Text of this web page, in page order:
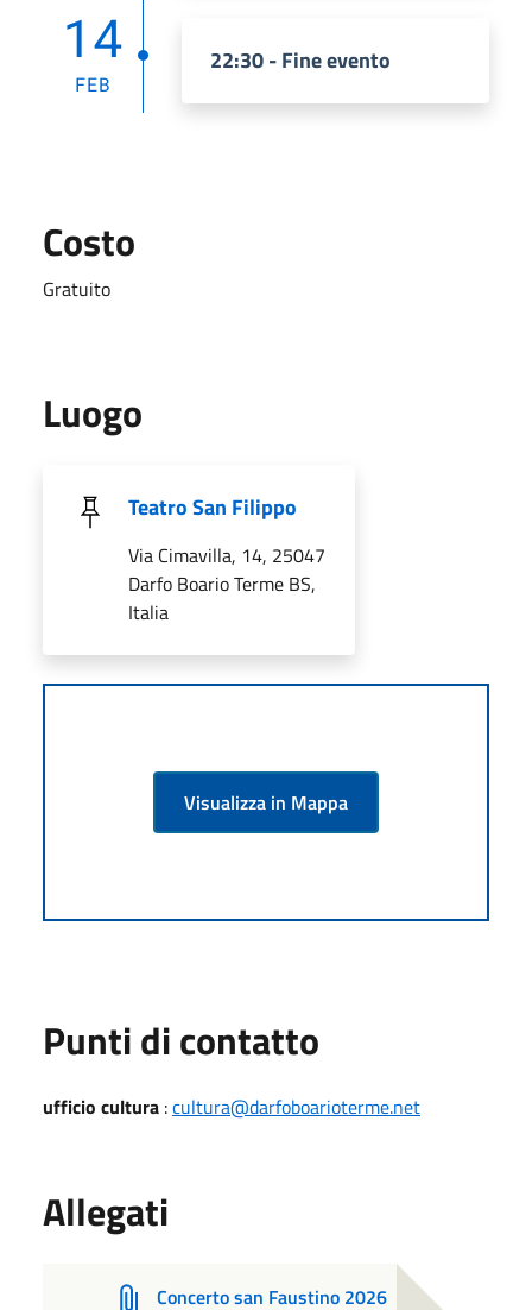
14
FEB
22:30 - Fine evento
Costo
Gratuito
Luogo
Teatro San Filippo
Via Cimavilla, 14, 25047
Darfo Boario Terme BS,
Italia
Visualizza in Mappa
Punti di contatto
ufficio cultura :cultura@darfoboarioterme.net
Allegati
Concerto san Faustino 2026